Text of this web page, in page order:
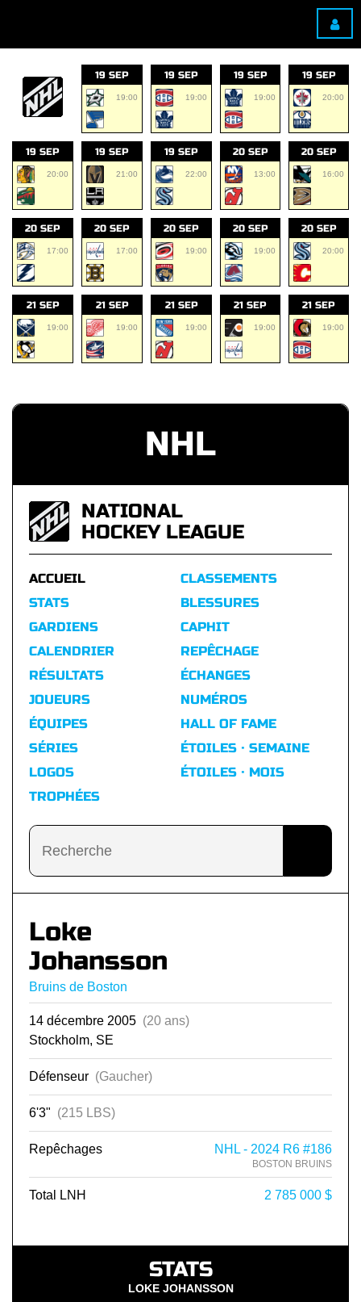
19 SEP
19:00
19 SEP
19:00
19 SEP
19:00
19 SEP
20:00
19 SEP
20:00
19 SEP
21:00
19 SEP
22:00
20 SEP
13:00
20 SEP
16:00
20 SEP
17:00
20 SEP
17:00
20 SEP
19:00
20 SEP
19:00
20 SEP
20:00
21 SEP
19:00
21 SEP
19:00
21 SEP
19:00
21 SEP
19:00
21 SEP
19:00
NHL
NATIONAL
HOCKEY LEAGUE
ACCUEIL
STATS
GARDIENS
CALENDRIER
RÉSULTATS
CLASSEMENTS
BLESSURES
CAPHIT
REPÊCHAGE
ÉCHANGES
JOUEURS
ÉQUIPES
SÉRIES
LOGOS
TROPHÉES
NUMÉROS
HALL OF FAME
ÉTOILES · SEMAINE
ÉTOILES · MOIS
Loke
Johansson
Bruins de Boston
14 décembre 2005 (20 ans)
Stockholm, SE
Défenseur (Gaucher)
6'3" (215 LBS)
Repêchages NHL - 2024 R6 #186
BOSTON BRUINS
Total LNH 2 785 000 $
STATS
LOKE JOHANSSON